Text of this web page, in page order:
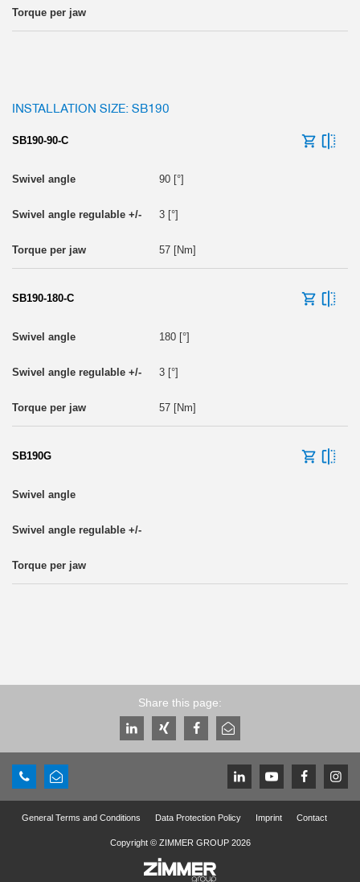
INSTALLATION SIZE: SB190
SB190-90-C
90 [°]
3 [°]
57 [Nm]
SB190-180-C
180 [°]
3 [°]
57 [Nm]
SB190G
Share this page:
General Terms and Conditions Data Protection Policy Imprint Contact
Copyright © ZIMMER GROUP 2026